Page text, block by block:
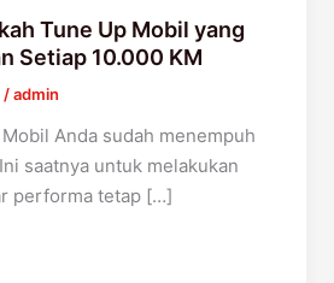
Tune Up Mobil yang
Setiap 10.000 KM
/admin
Anda sudah menempuh
saatnya untuk melakukan
performa tetap […]